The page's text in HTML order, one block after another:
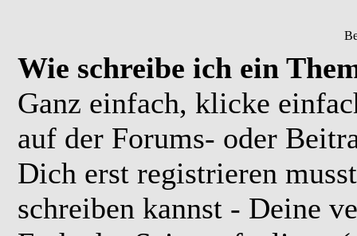
Wie schreibe ich ein
Ganz einfach, klicke
auf der Forums- oder
Dich erst registrieren
schreiben kannst - Deine